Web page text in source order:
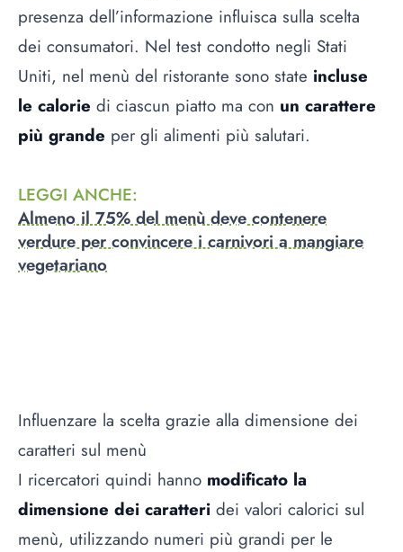
presenza dell’informazione influisca sulla scelta
dei consumatori. Nel test condotto negli Stati
Uniti, nel menù del ristorante sono state incluse
le calorie di ciascun piatto ma con un carattere
più grande per gli alimenti più salutari.
LEGGI ANCHE:
Almeno il 75% del menù deve contenere
verdure per convincere i carnivori a mangiare
vegetariano
Influenzare la scelta grazie alla dimensione dei
caratteri sul menù
I ricercatori quindi hanno modificato la
dimensione dei caratteri dei valori calorici sul
menù, utilizzando numeri più grandi per le